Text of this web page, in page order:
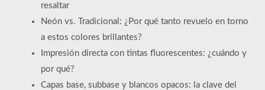
resaltar
Neón vs. Tradicional: ¿Por qué tanto revuelo en torno
a estos colores brillantes?
Impresión directa con tintas fluorescentes: ¿cuándo y
por qué?
Capas base, subbase y blancos opacos: la clave del